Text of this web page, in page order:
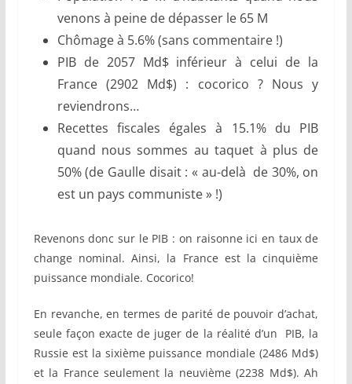
venons à peine de dépasser le 65 M
Chômage à 5.6% (sans commentaire !)
PIB de 2057 Md$ inférieur à celui de la
France (2902 Md$) : cocorico ? Nous y
reviendrons…
Recettes fiscales égales à 15.1% du PIB
quand nous sommes au taquet à plus de
50% (de Gaulle disait : « au-delà de 30%, on
est un pays communiste » !)
Revenons donc sur le PIB : on raisonne ici en taux de
change nominal. Ainsi, la France est la cinquième
puissance mondiale. Cocorico!
En revanche, en termes de parité de pouvoir d’achat,
seule façon exacte de juger de la réalité d’un PIB, la
Russie est la sixième puissance mondiale (2486 Md$)
et la France seulement la neuvième (2238 Md$). Ah